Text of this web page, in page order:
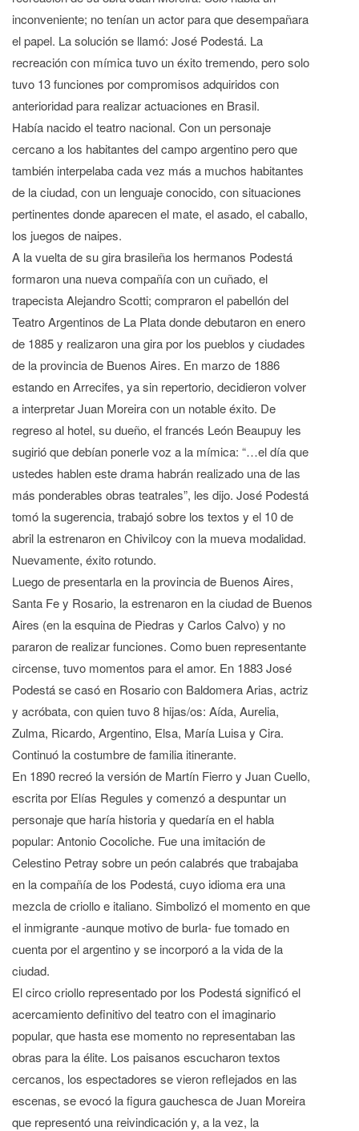
inconveniente; no tenían un actor para que desempañara
el papel. La solución se llamó: José Podestá. La
recreación con mímica tuvo un éxito tremendo, pero solo
tuvo 13 funciones por compromisos adquiridos con
anterioridad para realizar actuaciones en Brasil.
Había nacido el teatro nacional. Con un personaje
cercano a los habitantes del campo argentino pero que
también interpelaba cada vez más a muchos habitantes
de la ciudad, con un lenguaje conocido, con situaciones
pertinentes donde aparecen el mate, el asado, el caballo,
los juegos de naipes.
A la vuelta de su gira brasileña los hermanos Podestá
formaron una nueva compañía con un cuñado, el
trapecista Alejandro Scotti; compraron el pabellón del
Teatro Argentinos de La Plata donde debutaron en enero
de 1885 y realizaron una gira por los pueblos y ciudades
de la provincia de Buenos Aires. En marzo de 1886
estando en Arrecifes, ya sin repertorio, decidieron volver
a interpretar Juan Moreira con un notable éxito. De
regreso al hotel, su dueño, el francés León Beaupuy les
sugirió que debían ponerle voz a la mímica: “…el día que
ustedes hablen este drama habrán realizado una de las
más ponderables obras teatrales”, les dijo. José Podestá
tomó la sugerencia, trabajó sobre los textos y el 10 de
abril la estrenaron en Chivilcoy con la mueva modalidad.
Nuevamente, éxito rotundo.
Luego de presentarla en la provincia de Buenos Aires,
Santa Fe y Rosario, la estrenaron en la ciudad de Buenos
Aires (en la esquina de Piedras y Carlos Calvo) y no
pararon de realizar funciones. Como buen representante
circense, tuvo momentos para el amor. En 1883 José
Podestá se casó en Rosario con Baldomera Arias, actriz
y acróbata, con quien tuvo 8 hijas/os: Aída, Aurelia,
Zulma, Ricardo, Argentino, Elsa, María Luisa y Cira.
Continuó la costumbre de familia itinerante.
En 1890 recreó la versión de Martín Fierro y Juan Cuello,
escrita por Elías Regules y comenzó a despuntar un
personaje que haría historia y quedaría en el habla
popular: Antonio Cocoliche. Fue una imitación de
Celestino Petray sobre un peón calabrés que trabajaba
en la compañía de los Podestá, cuyo idioma era una
mezcla de criollo e italiano. Simbolizó el momento en que
el inmigrante -aunque motivo de burla- fue tomado en
cuenta por el argentino y se incorporó a la vida de la
ciudad.
El circo criollo representado por los Podestá significó el
acercamiento definitivo del teatro con el imaginario
popular, que hasta ese momento no representaban las
obras para la élite. Los paisanos escucharon textos
cercanos, los espectadores se vieron reflejados en las
escenas, se evocó la figura gauchesca de Juan Moreira
que representó una reivindicación y, a la vez, la